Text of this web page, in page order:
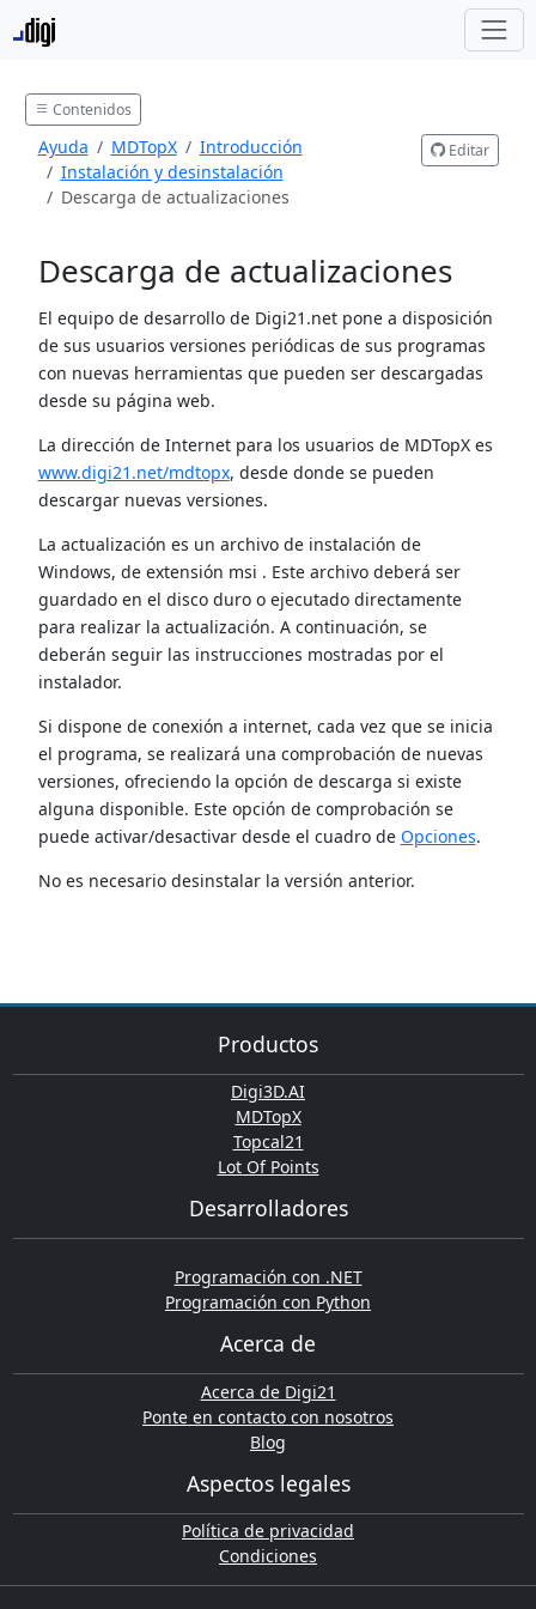
Contenidos
Ayuda MDTopX
Introducción
Instalación y desinstalación
Descarga de actualizaciones
Editar
Descarga de actualizaciones
El equipo de desarrollo de Digi21.net pone a disposición
de sus usuarios versiones periódicas de sus programas
con nuevas herramientas que pueden ser descargadas
desde su página web.
La dirección de Internet para los usuarios de MDTopX es
www.digi21.net/mdtopx, desde donde se pueden
descargar nuevas versiones.
La actualización es un archivo de instalación de
Windows, de extensión msi . Este archivo deberá ser
guardado en el disco duro o ejecutado directamente
para realizar la actualización. A continuación, se
deberán seguir las instrucciones mostradas por el
instalador.
Si dispone de conexión a internet, cada vez que se inicia
el programa, se realizará una comprobación de nuevas
versiones, ofreciendo la opción de descarga si existe
alguna disponible. Este opción de comprobación se
puede activar/desactivar desde el cuadro de Opciones.
No es necesario desinstalar la versión anterior.
Productos
Digi3D.AI
MDTopX
Topcal21
Lot Of Points
Desarrolladores
Programación con .NET
Programación con Python
Acerca de
Acerca de Digi21
Ponte en contacto con nosotros
Blog
Aspectos legales
Política de privacidad
Condiciones